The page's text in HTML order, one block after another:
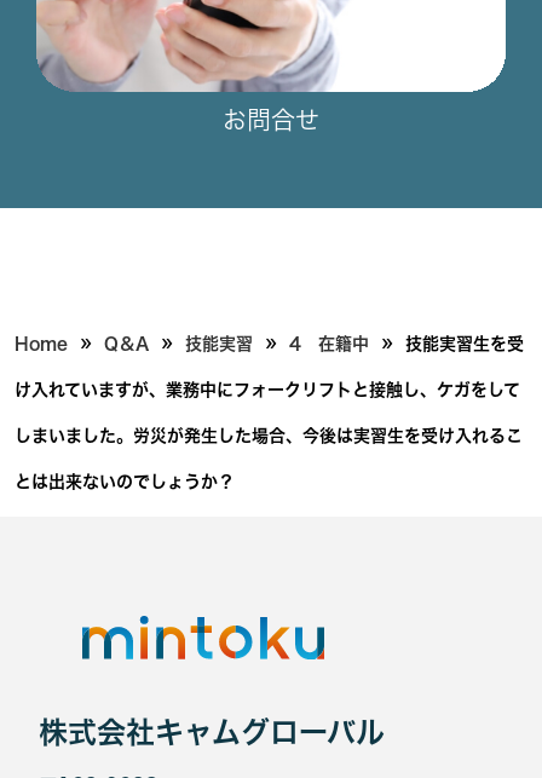
お問合せ
Home » Q＆A » 技能実習 » 4 在籍中 » 技能実習生を受
け入れていますが、業務中にフォークリフトと接触し、ケガをして
しまいました。労災が発生した場合、今後は実習生を受け入れるこ
とは出来ないのでしょうか？
株式会社キャムグローバル